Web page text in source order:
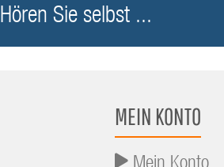
Hören Sie selbst ...
MEIN KONTO